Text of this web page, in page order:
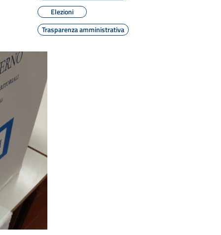
Elezioni
Trasparenza amministrativa